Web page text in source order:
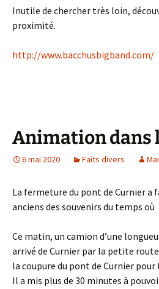
Inutile de chercher très loin,
proximité.
http://www.bacchusbigband.com/
Animation dans
6 mai 2020 Faits divers
La fermeture du pont de Curnier a
anciens des souvenirs du temps
Ce matin, un camion d’une
arrivé de Curnier par la petite
la coupure du pont de Curnier pour
Il a mis plus de 30 minutes à